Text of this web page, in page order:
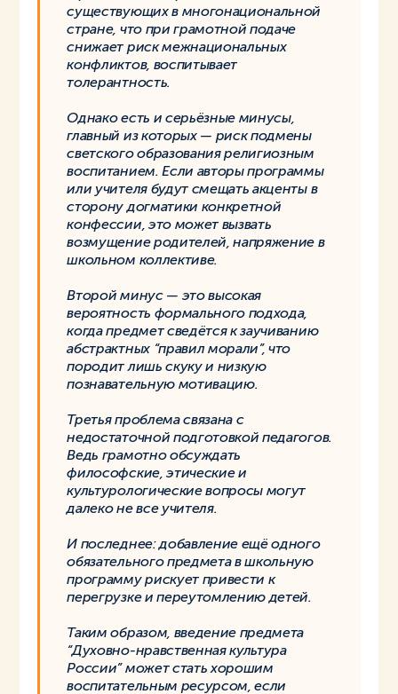
существующих в многонациональной
стране, что при грамотной подаче
снижает риск межнациональных
конфликтов, воспитывает
толерантность.
Однако есть и серьёзные минусы,
главный из которых — риск подмены
светского образования религиозным
воспитанием. Если авторы программы
или учителя будут смещать акценты в
сторону догматики конкретной
конфессии, это может вызвать
возмущение родителей, напряжение в
школьном коллективе.
Второй минус — это высокая
вероятность формального подхода,
когда предмет сведётся к заучиванию
абстрактных “правил морали”, что
породит лишь скуку и низкую
познавательную мотивацию.
Третья проблема связана с
недостаточной подготовкой педагогов.
Ведь грамотно обсуждать
философские, этические и
культурологические вопросы могут
далеко не все учителя.
И последнее: добавление ещё одного
обязательного предмета в школьную
программу рискует привести к
перегрузке и переутомлению детей.
Таким образом, введение предмета
“Духовно-нравственная культура
России” может стать хорошим
воспитательным ресурсом, если